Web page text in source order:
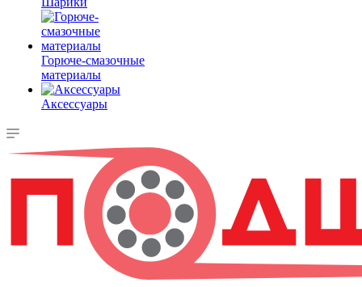
Горюче-смазочные
материалы
Аксессуары